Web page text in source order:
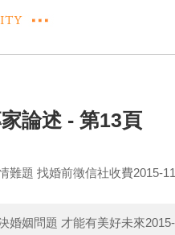
論述 - 第13頁
難題 找婚前徵信社收費2015-
婚姻問題 才能有美好未來